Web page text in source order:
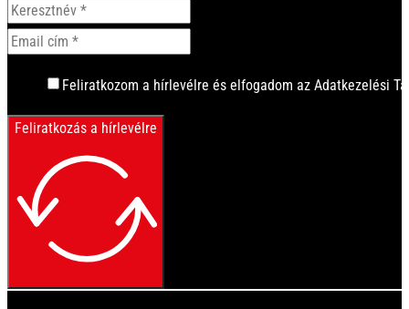
Feliratkozom a hírlevélre és elfogadom az Adatkezelési
Feliratkozás a hírlevélre